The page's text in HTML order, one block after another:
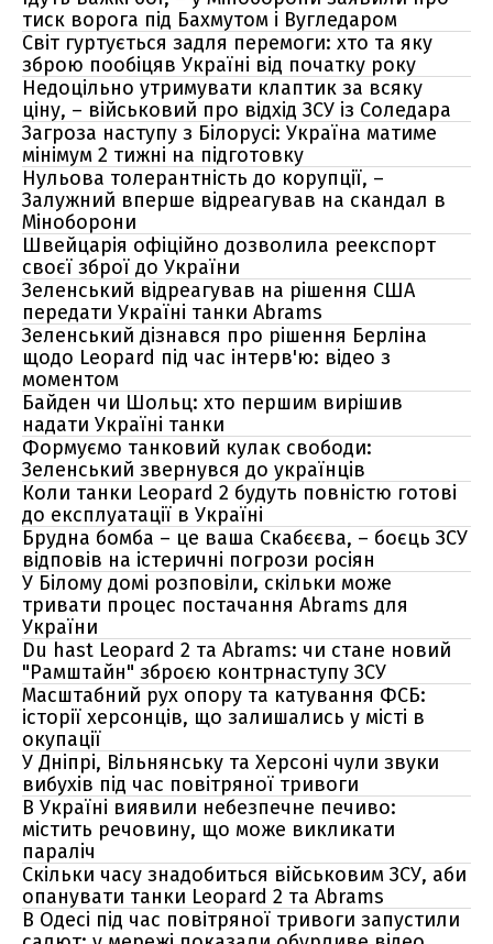
тиск ворога під Бахмутом і Вугледаром
Світ гуртується задля перемоги: хто та яку
зброю пообіцяв Україні від початку року
Недоцільно утримувати клаптик за всяку
ціну, – військовий про відхід ЗСУ із Соледара
Загроза наступу з Білорусі: Україна матиме
мінімум 2 тижні на підготовку
Нульова толерантність до корупції, –
Залужний вперше відреагував на скандал в
Міноборони
Швейцарія офіційно дозволила реекспорт
своєї зброї до України
Зеленський відреагував на рішення США
передати Україні танки Abrams
Зеленський дізнався про рішення Берліна
щодо Leopard під час інтерв'ю: відео з
моментом
Байден чи Шольц: хто першим вирішив
надати Україні танки
Формуємо танковий кулак свободи:
Зеленський звернувся до українців
Коли танки Leopard 2 будуть повністю готові
до експлуатації в Україні
Брудна бомба – це ваша Скабєєва, – боєць ЗСУ
відповів на істеричні погрози росіян
У Білому домі розповіли, скільки може
тривати процес постачання Abrams для
України
Du hast Leopard 2 та Abrams: чи стане новий
"Рамштайн" зброєю контрнаступу ЗСУ
Масштабний рух опору та катування ФСБ:
історії херсонців, що залишались у місті в
окупації
У Дніпрі, Вільнянську та Херсоні чули звуки
вибухів під час повітряної тривоги
В Україні виявили небезпечне печиво:
містить речовину, що може викликати
параліч
Скільки часу знадобиться військовим ЗСУ, аби
опанувати танки Leopard 2 та Abrams
В Одесі під час повітряної тривоги запустили